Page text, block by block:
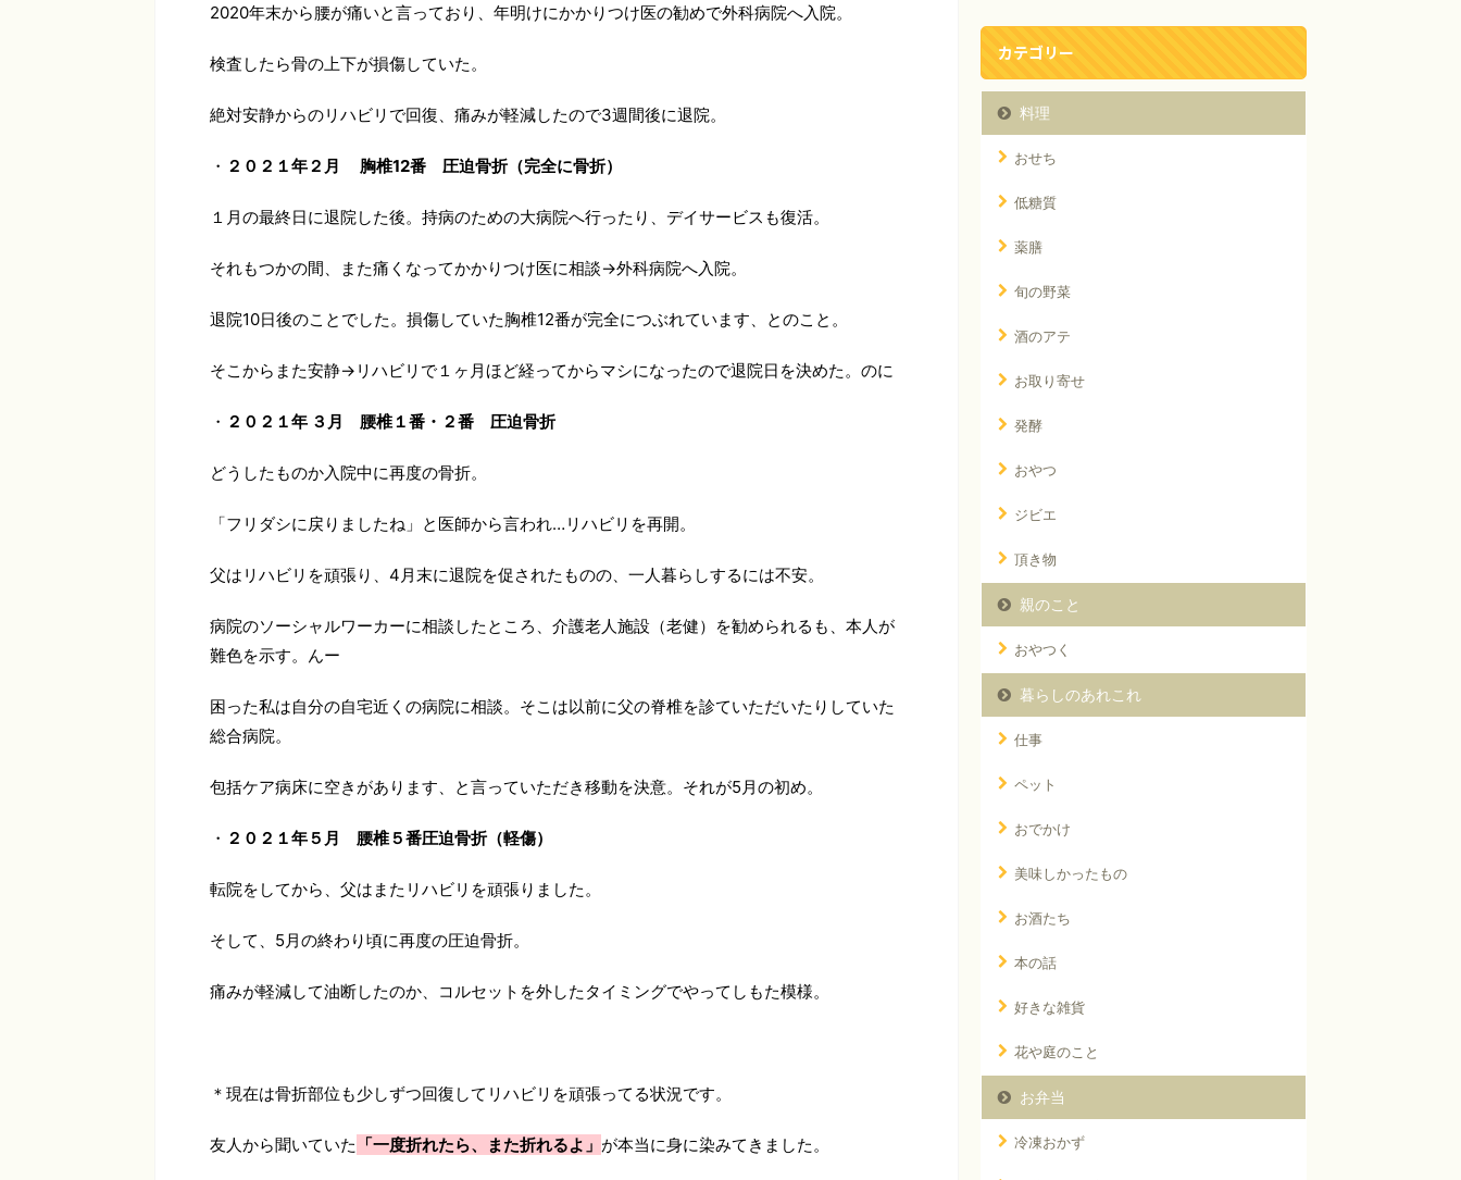
2020年末から腰が痛いと言っており、年明けにかかりつけ医の勧めで外科病院へ入院。
検査したら骨の上下が損傷していた。
絶対安静からのリハビリで回復、痛みが軽減したので3週間後に退院。
・ ２０２１年２月 胸椎12番 圧迫骨折（完全に骨折）
１月の最終日に退院した後。持病のための大病院へ行ったり、デイサービスも復活。
それもつかの間、また痛くなってかかりつけ医に相談→外科病院へ入院。
退院10日後のことでした。損傷していた胸椎12番が完全につぶれています、とのこと。
そこからまた安静→リハビリで１ヶ月ほど経ってからマシになったので退院日を決めた。のに
・ ２０２１年 ３月 腰椎１番・２番 圧迫骨折
どうしたものか入院中に再度の骨折。
「フリダシに戻りましたね」と医師から言われ…リハビリを再開。
父はリハビリを頑張り、4月末に退院を促されたものの、一人暮らしするには不安。
病院のソーシャルワーカーに相談したところ、介護老人施設（老健）を勧められるも、本人が
難色を示す。んー
困った私は自分の自宅近くの病院に相談。そこは以前に父の脊椎を診ていただいたりしていた
総合病院。
包括ケア病床に空きがあります、と言っていただき移動を決意。それが5月の初め。
・ ２０２１年５月 腰椎５番圧迫骨折（軽傷）
転院をしてから、父はまたリハビリを頑張りました。
そして、5月の終わり頃に再度の圧迫骨折。
痛みが軽減して油断したのか、コルセットを外したタイミングでやってしもた模様。
＊現在は骨折部位も少しずつ回復してリハビリを頑張ってる状況です。
友人から聞いていた 「一度折れたら、また折れるよ」 が本当に身に染みてきました。
カテゴリー
料理
おせち
低糖質
薬膳
旬の野菜
酒のアテ
お取り寄せ
発酵
おやつ
ジビエ
頂き物
親のこと
おやつく
暮らしのあれこれ
仕事
ペット
おでかけ
美味しかったもの
お酒たち
本の話
好きな雑貨
花や庭のこと
お弁当
冷凍おかず